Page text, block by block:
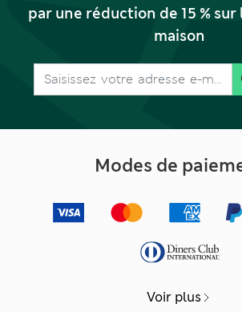
par une réduction de 15 %
maison
Modes de
Voir plus